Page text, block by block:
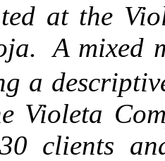
at the
A mixed
a
Violeta
clients